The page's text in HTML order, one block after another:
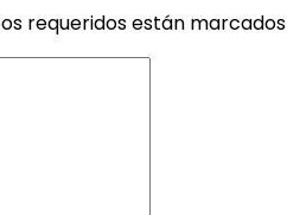
requeridos están marcados